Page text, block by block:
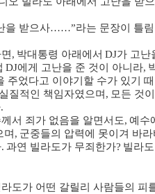
을 받으사……”라는 문장이 틀
, 박대통령 아래에서 DJ가 고난
DJ에게 고난을 준 것이 아니라,
주었다고 이야기할 수가 있기
질적인 책임자였으며 , 모든 것
.
서 죄가 없음을 알면서도, 예수
며 , 군중들의 압력에 못이겨 바라
. 과연 빌라도가 무죄한가? 빌라
도가 어떤 갈릴리 사람들의 피